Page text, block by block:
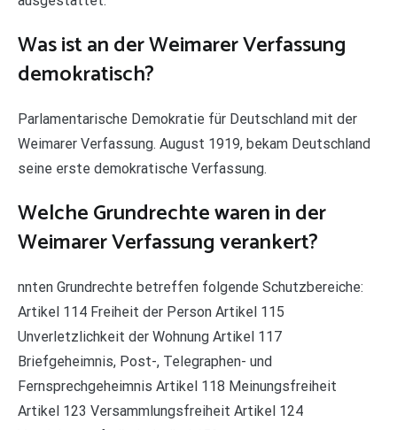
Was ist an der Weimarer Verfassung
demokratisch?
Parlamentarische Demokratie für Deutschland mit der
Weimarer Verfassung. August 1919, bekam Deutschland
seine erste demokratische Verfassung.
Welche Grundrechte waren in der
Weimarer Verfassung verankert?
nnten Grundrechte betreffen folgende Schutzbereiche:
Artikel 114 Freiheit der Person Artikel 115
Unverletzlichkeit der Wohnung Artikel 117
Briefgeheimnis, Post-, Telegraphen- und
Fernsprechgeheimnis Artikel 118 Meinungsfreiheit
Artikel 123 Versammlungsfreiheit Artikel 124